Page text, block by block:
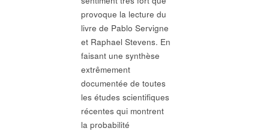
provoque la lecture du
livre de Pablo Servigne
et Raphael Stevens. En
faisant une synthèse
extrêmement
documentée de toutes
les études scientifiques
récentes qui montrent
la probabilité